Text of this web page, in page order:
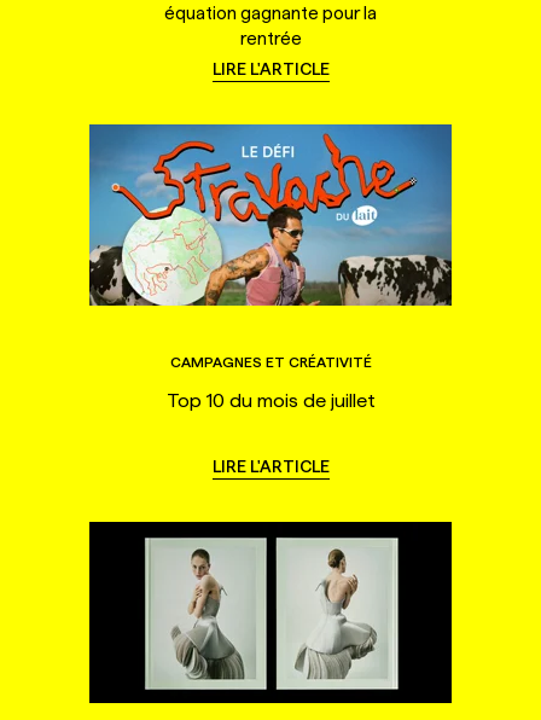
équation gagnante pour la
rentrée
LIRE L'ARTICLE
CAMPAGNES ET CRÉATIVITÉ
Top 10 du mois de juillet
LIRE L'ARTICLE